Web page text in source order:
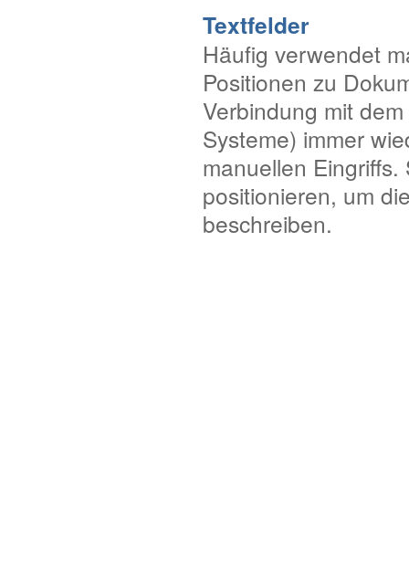
Textfelder
Häufig verwendet
Positionen zu
Verbindung mit
Systeme) immer
manuellen
positionieren, um
beschreiben.